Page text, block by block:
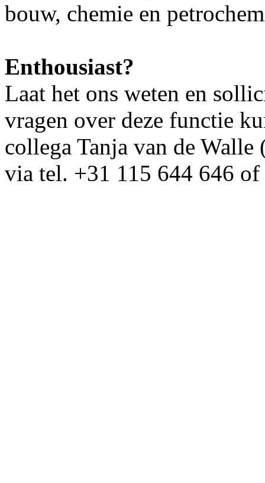
bouw, chemie en
Enthousiast?
Laat het ons weten en
vragen over deze functie
collega Tanja van de
via tel. +31 115 644 646